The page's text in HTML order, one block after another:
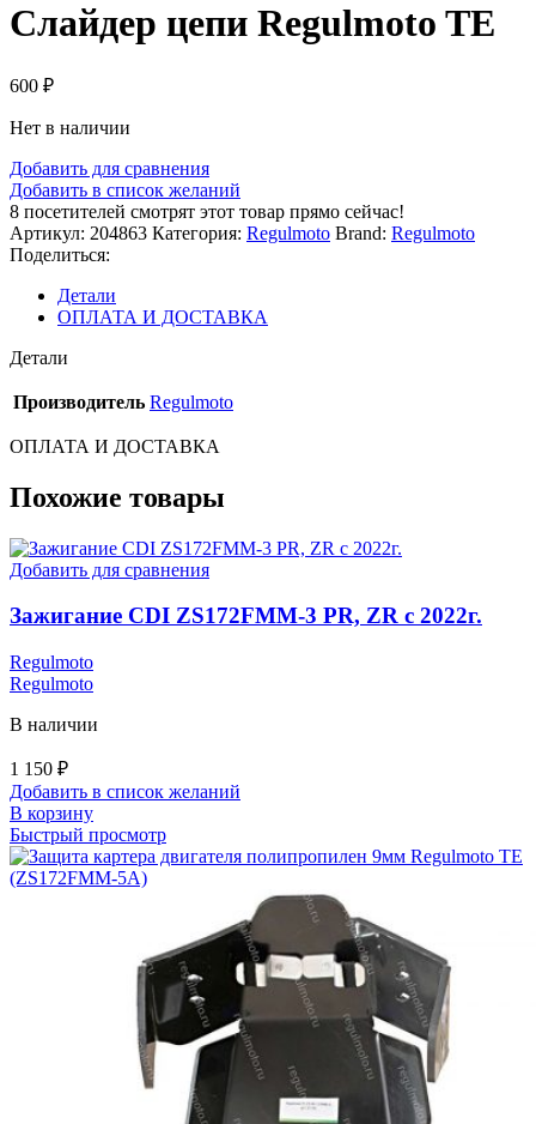
Слайдер цепи Regulmoto TE
600 ₽
Нет в наличии
Добавить для сравнения
Добавить в список желаний
8 посетителей смотрят этот товар прямо сейчас!
Артикул: 204863 Категория: Regulmoto Brand: Regulmoto
Поделиться:
Детали
ОПЛАТА И ДОСТАВКА
Детали
Производитель Regulmoto
ОПЛАТА И ДОСТАВКА
Похожие товары
Добавить для сравнения
Зажигание CDI ZS172FMM-3 PR, ZR с 2022г.
Regulmoto
Regulmoto
В наличии
1 150 ₽
Добавить в список желаний
В корзину
Быстрый просмотр